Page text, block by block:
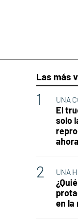
Las más
UNA
El
solo
ahora
UNA
en la